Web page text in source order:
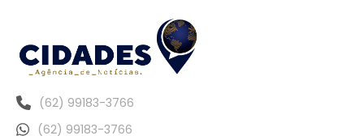
(62) 99183-3766
(62) 99183-3766